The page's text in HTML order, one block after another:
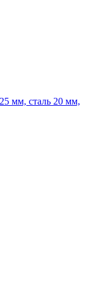
мм, сталь 20 мм,